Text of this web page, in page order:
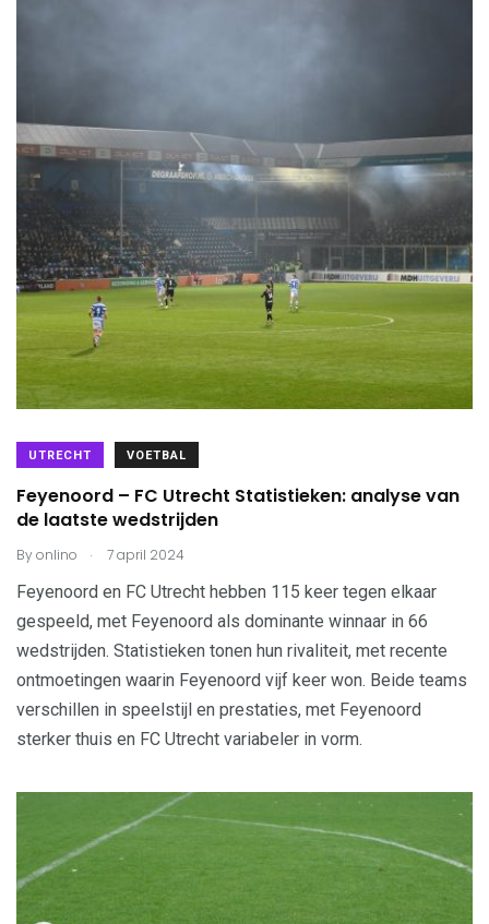
UTRECHT VOETBAL
Feyenoord – FC Utrecht Statistieken: analyse van
de laatste wedstrijden
Byonlino . 7 april 2024
Feyenoord en FC Utrecht hebben 115 keer tegen elkaar
gespeeld, met Feyenoord als dominante winnaar in 66
wedstrijden. Statistieken tonen hun rivaliteit, met recente
ontmoetingen waarin Feyenoord vijf keer won. Beide teams
verschillen in speelstijl en prestaties, met Feyenoord
sterker thuis en FC Utrecht variabeler in vorm.